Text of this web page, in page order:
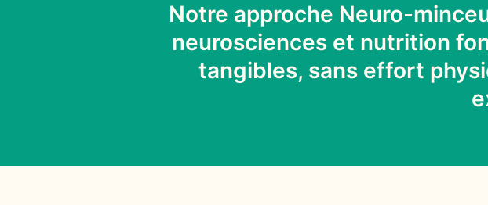
Notre approche Neuro-
neurosciences et nutrition
tangibles, sans effort